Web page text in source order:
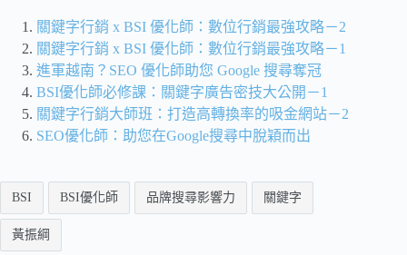
關鍵字行銷 x BSI 優化師：數位行銷最強攻略－2
關鍵字行銷 x BSI 優化師：數位行銷最強攻略－1
進軍越南？SEO 優化師助您 Google 搜尋奪冠
BSI優化師必修課：關鍵字廣告密技大公開－1
關鍵字行銷大師班：打造高轉換率的吸金網站－2
SEO優化師：助您在Google搜尋中脫穎而出
BSI BSI優化師 品牌搜尋影響力 關鍵字
黃振綱